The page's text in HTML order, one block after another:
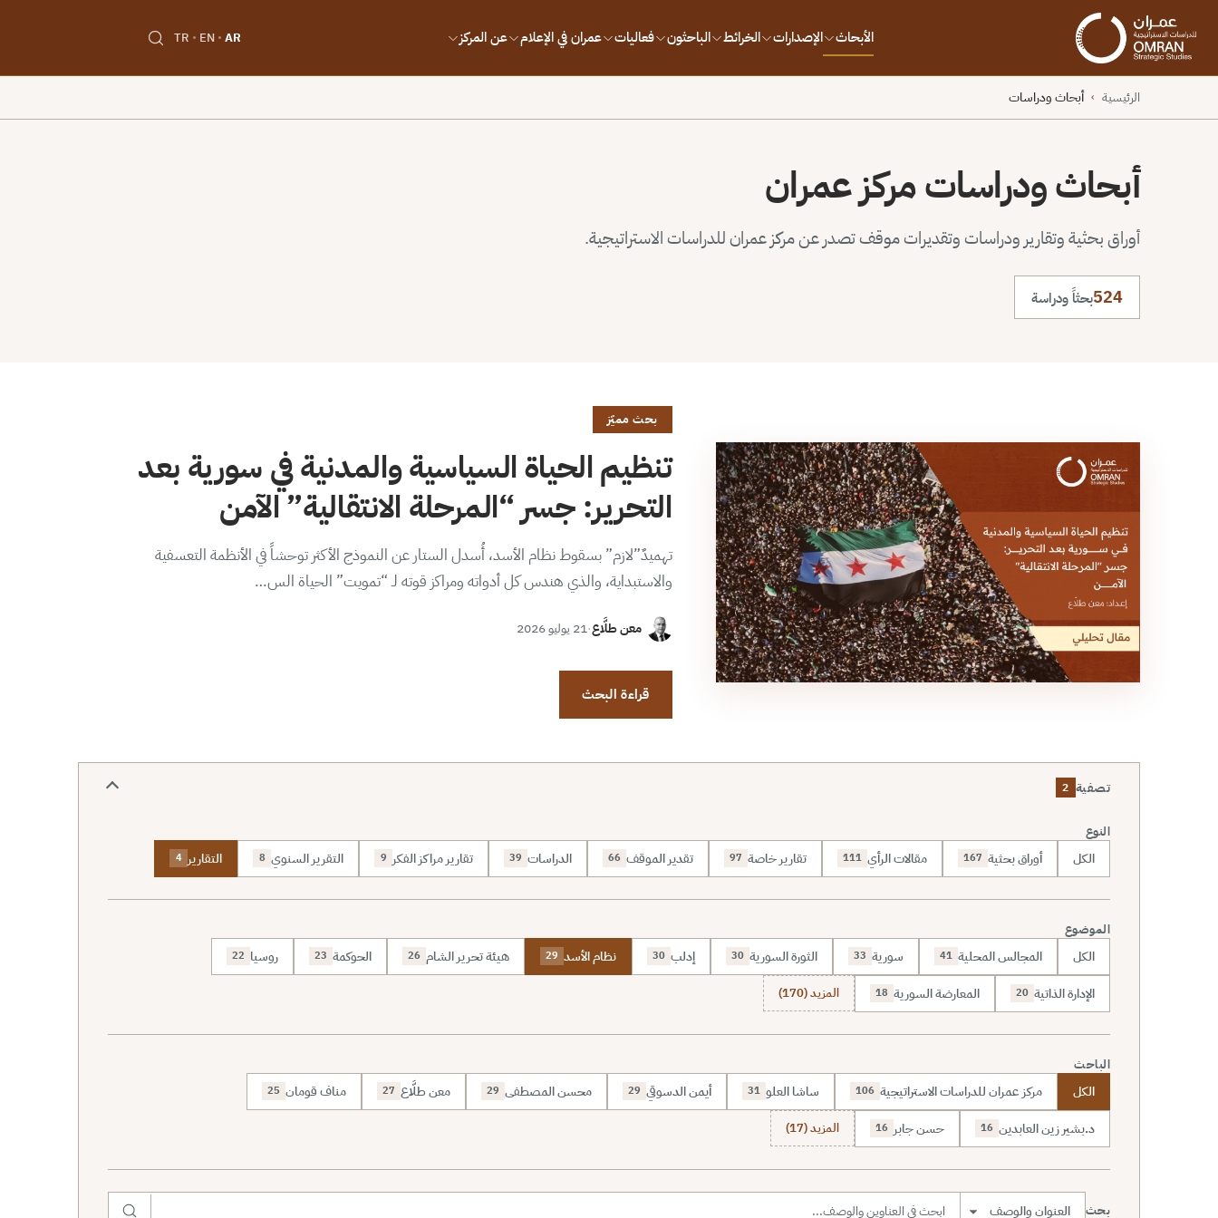
الأبحاث الإصدارات الخرائط الباحثون فعاليات عمران في الإعلام عن المركز AR
EN
TR
الرئيسية › أبحاث ودراسات
أبحاث ودراسات مركز عمران
أوراق بحثية وتقارير ودراسات وتقديرات موقف تصدر عن مركز عمران للدراسات الاستراتيجية.
524بحثاً ودراسة
بحث مميّز
تنظيم الحياة السياسية والمدنية في سورية بعد
التحرير: جسر “المرحلة الانتقالية” الآمن
تهميدٌ”لازم” بسقوط نظام الأسد، أُسدل الستار عن النموذج الأكثر توحشاً في الأنظمة التعسفية
والاستبداية، والذي هندس كل أدواته ومراكز قوته لـ “تمويت” الحياة الس…
معن طلَّاع·21 يوليو 2026
قراءة البحث
تصفية 2
النوع
الكل أوراق بحثية 167 مقالات الرأي 111 تقارير خاصة 97 تقدير الموقف 66 الدراسات 39 تقارير مراكز الفكر 9 التقرير السنوي 8 التقارير 4
الموضوع
الكل المجالس المحلية 41 سورية 33 الثورة السورية 30 إدلب 30 نظام الأسد 29 هيئة تحرير الشام 26 الحوكمة 23 روسيا 22
الإدارة الذاتية 20 المعارضة السورية 18 المزيد (170)
الباحث
الكل مركز عمران للدراسات الاستراتيجية 106 ساشا العلو 31 أيمن الدسوقي 29 محسن المصطفى 29 معن طلَّاع 27 مناف قومان 25
د.بشير زين العابدين 16 حسن جابر 16 المزيد (17)
بحث